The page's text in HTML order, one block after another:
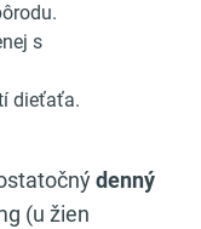
s
dieťaťa.
denný
(u žien